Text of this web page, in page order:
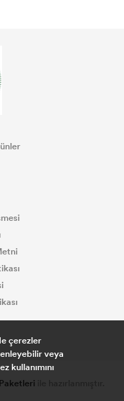
çerezler
veya
kullanımını